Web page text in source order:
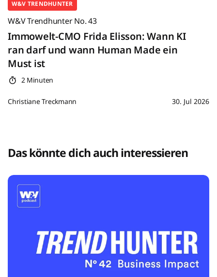
W&V TRENDHUNTER
W&V Trendhunter No. 43
Immowelt-CMO Frida Elisson: Wann KI
ran darf und wann Human Made ein
Must ist
2 Minuten
Christiane Treckmann 30. Jul 2026
Das könnte dich auch interessieren